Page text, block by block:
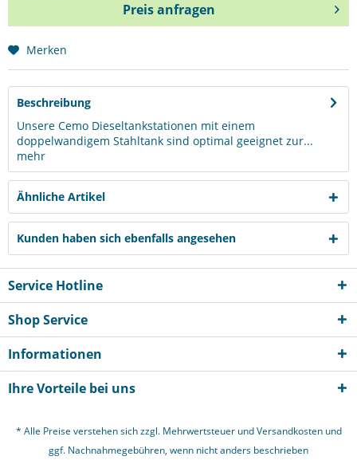
Preis anfragen
Preis anfragen
Ich habe dieDatenschutzerklärunggelesen,
verstanden und stimme zu. *
Senden
Merken
Beschreibung
Unsere Cemo Dieseltankstationen mit einem
doppelwandigem Stahltank sind optimal geeignet zur...
mehr
Ähnliche Artikel
Kunden haben sich ebenfalls angesehen
Service Hotline
Shop Service
Informationen
Ihre Vorteile bei uns
* Alle Preise verstehen sich zzgl. Mehrwertsteuer undVersandkostenund
ggf. Nachnahmegebühren, wenn nicht anders beschrieben